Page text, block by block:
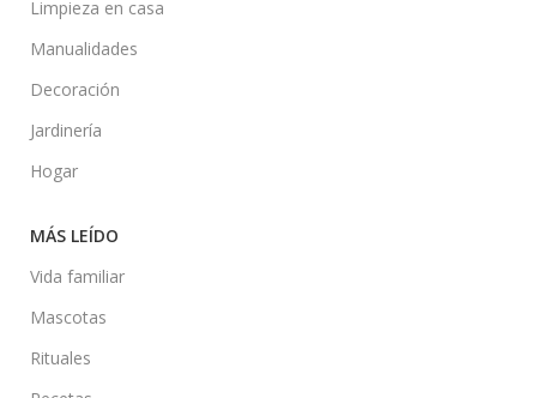
Limpieza en casa
Manualidades
Decoración
Jardinería
Hogar
MÁS LEÍDO
Vida familiar
Mascotas
Rituales